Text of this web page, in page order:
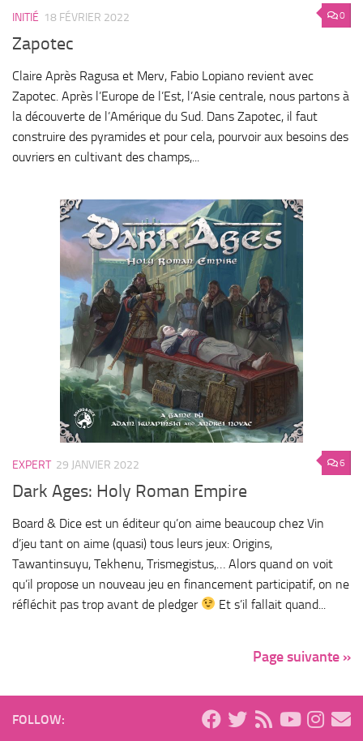
0
INITIÉ 18 FÉVRIER 2022
Zapotec
Claire Après Ragusa et Merv, Fabio Lopiano revient avec
Zapotec. Après l’Europe de l’Est, l’Asie centrale, nous partons à
la découverte de l’Amérique du Sud. Dans Zapotec, il faut
construire des pyramides et pour cela, pourvoir aux besoins des
ouvriers en cultivant des champs,...
6
EXPERT 29 JANVIER 2022
Dark Ages: Holy Roman Empire
Board & Dice est un éditeur qu’on aime beaucoup chez Vin
d’jeu tant on aime (quasi) tous leurs jeux: Origins,
Tawantinsuyu, Tekhenu, Trismegistus,… Alors quand on voit
qu’il propose un nouveau jeu en financement participatif, on ne
réfléchit pas trop avant de pledger
Et s’il fallait quand...
Page suivante »
FOLLOW: